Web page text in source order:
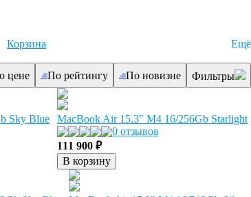
Корзина
Ещё
цене По рейтингу По новизне
Фильтры
Sky Blue
MacBook Air 15.3" M4 16/256Gb Starlight
0 отзывов
111 900 ₽
В корзину